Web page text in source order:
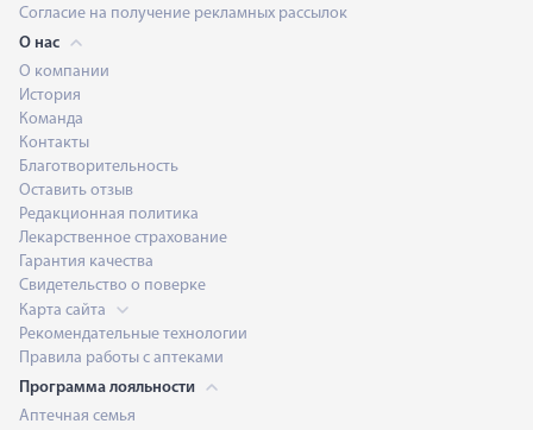
Согласие на получение рекламных рассылок
О нас
О компании
История
Команда
Контакты
Благотворительность
Оставить отзыв
Редакционная политика
Лекарственное страхование
Гарантия качества
Свидетельство о поверке
Карта сайта
Рекомендательные технологии
Правила работы с аптеками
Программа лояльности
Аптечная семья